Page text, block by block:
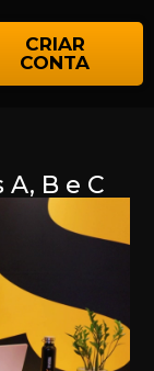
CRIAR
CONTA
B e C